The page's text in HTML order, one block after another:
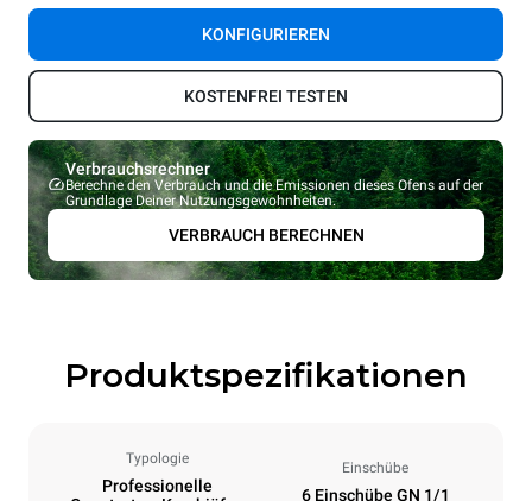
KONFIGURIEREN
KOSTENFREI TESTEN
Verbrauchsrechner
Berechne den Verbrauch und die Emissionen dieses Ofens auf der
Grundlage Deiner Nutzungsgewohnheiten.
VERBRAUCH BERECHNEN
Produktspezifikationen
Typologie
Professionelle
Einschübe
6 Einschübe GN 1/1